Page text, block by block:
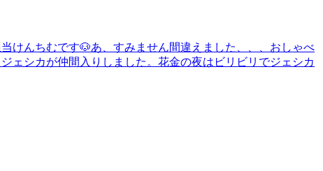
けんちむです🐶あ、すみません間違えました、、、おしゃべ
ェシカが仲間入りしました。花金の夜はビリビリでジェシカ